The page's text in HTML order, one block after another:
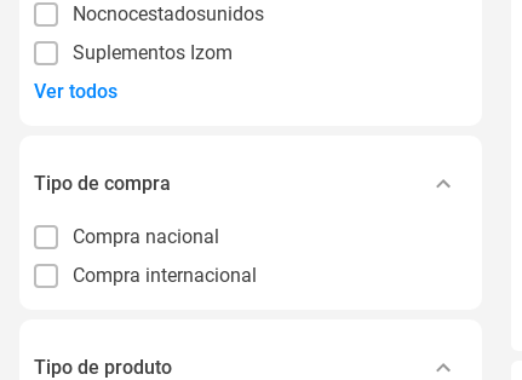
Nocnocestadosunidos
Suplementos Izom
Ver todos
Tipo de compra
Compra nacional
Compra internacional
Tipo de produto